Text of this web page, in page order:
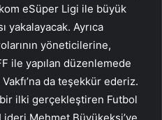
eSüper Ligi ile büyük
yakalayacak. Ayrıca
yöneticilerine,
ile yapılan düzenlemede
da teşekkür ederiz.
ilki gerçekleştiren Futbol
Mehmet Büyükekşi’ye